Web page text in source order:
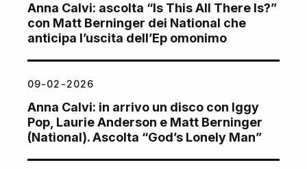
Anna Calvi: ascolta “Is This All There Is?”
con Matt Berninger dei National che
anticipa l’uscita dell’Ep omonimo
09-02-2026
Anna Calvi: in arrivo un disco con Iggy
Pop, Laurie Anderson e Matt Berninger
(National). Ascolta “God’s Lonely Man”